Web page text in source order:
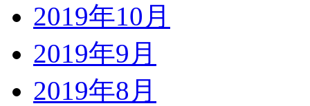
2019年10月
2019年9月
2019年8月